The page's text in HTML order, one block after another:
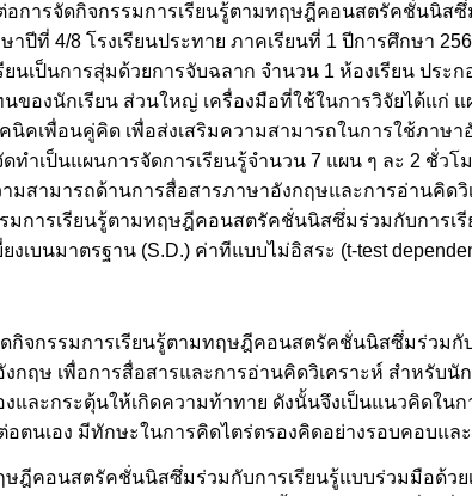
การจัดกิจกรรมการเรียนรู้ตามทฤษฎีคอนสตรัคชั่นนิส
ปีที่ 4/8 โรงเรียนประทาย ภาคเรียนที่ 1 ปีการศึกษา
ยนเป็นการสุ่มด้วยการจับฉลาก จำนวน 1 ห้องเรียน ปร
ของนักเรียน ส่วนใหญ่ เครื่องมือที่ใช้ในการวิจัยได้แก่
คเพื่อนคู่คิด เพื่อส่งเสริมความสามารถในการใช้ภาษ
ำเป็นแผนการจัดการเรียนรู้จำนวน 7 แผน ๆ ละ 2 ชั่วโ
มสามารถด้านการสื่อสารภาษาอังกฤษและการอ่านคิด
มการเรียนรู้ตามทฤษฎีคอนสตรัคชั่นนิสซึ่มร่วมกับการเ
งเบนมาตรฐาน (S.D.) ค่าทีแบบไม่อิสระ (t-test
จกรรมการเรียนรู้ตามทฤษฎีคอนสตรัคชั่นนิสซึ่มร่วมกั
กฤษ เพื่อการสื่อสารและการอ่านคิดวิเคราะห์ สำหรับ
และกระตุ้นให้เกิดความท้าทาย ดังนั้นจึงเป็นแนวคิดใน
อตนเอง มีทักษะในการคิดไตร่ตรองคิดอย่างรอบคอบแ
ษฎีคอนสตรัคชั่นนิสซึ่มร่วมกับการเรียนรู้แบบร่วมมือด้ว